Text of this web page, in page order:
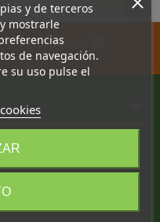
/Instagram
y de terceros
mostrarle
de navegación.
su uso pulse el